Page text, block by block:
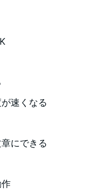
速くなる
にできる